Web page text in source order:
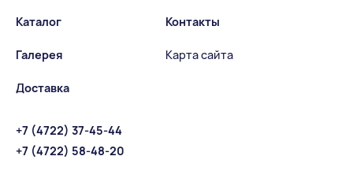
Каталог
Галерея
Доставка
Контакты
Карта сайта
+7 (4722) 37-45-44
+7 (4722) 58-48-20